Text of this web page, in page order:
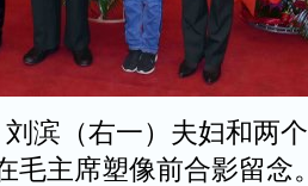
滨（右一）夫妇和两
毛主席塑像前合影留念